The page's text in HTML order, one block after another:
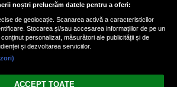
Vezi varianta Desktop
noștri prelucrăm datele pentru a oferi:
de geolocație. Scanarea activă a caracteristicilor
Stocarea și/sau accesarea informațiilor de pe un
personalizat, măsurători ale publicității și de
și dezvoltarea serviciilor.
ACCEPT TOATE